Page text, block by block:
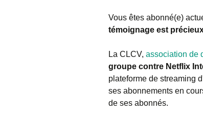
Vous êtes abonné(e)
témoignage est
La CLCV, association de
groupe contre Netflix
plateforme de streaming
ses abonnements en
de ses abonnés.